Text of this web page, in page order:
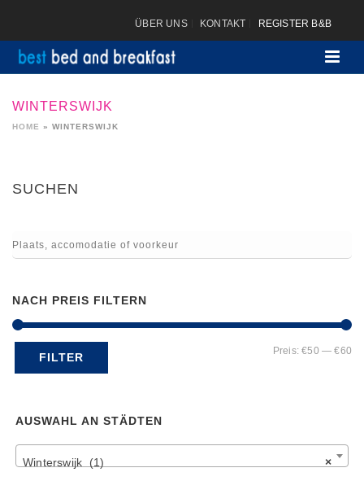
ÜBER UNS KONTAKT REGISTER B&B
WINTERSWIJK
HOME » WINTERSWIJK
SUCHEN
NACH PREIS FILTERN
FILTER Preis:€50 —€60
AUSWAHL AN STÄDTEN
×
Winterswijk (1)